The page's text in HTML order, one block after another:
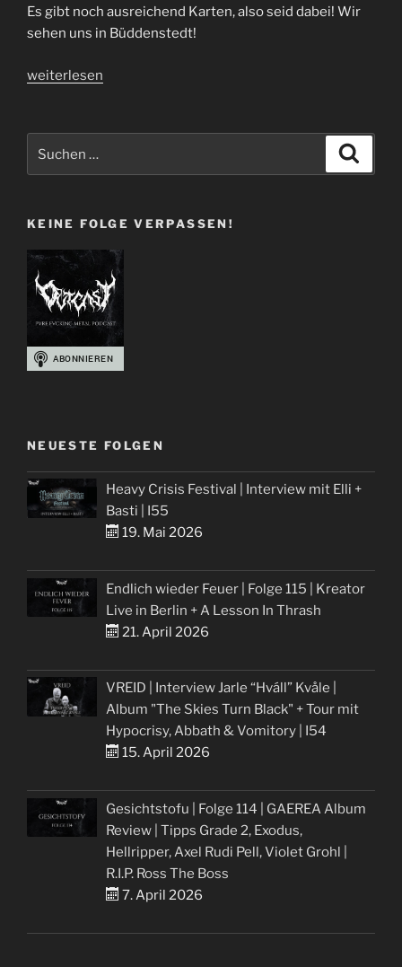
Es gibt noch ausreichend Karten, also seid dabei! Wir
sehen uns in Büddenstedt!
„Interview
Sebastian
weiterlesen
KEINE FOLGE VERPASSEN!
NEUESTE FOLGEN
Heavy Crisis Festival | Interview mit Elli +
Basti | I55
19. Mai 2026
Endlich wieder Feuer | Folge 115 | Kreator
Live in Berlin + A Lesson In Thrash
21. April 2026
VREID | Interview Jarle “Hváll” Kvåle |
Album "The Skies Turn Black" + Tour mit
Hypocrisy, Abbath & Vomitory | I54
15. April 2026
Gesichtstofu | Folge 114 | GAEREA Album
Review | Tipps Grade 2, Exodus,
Hellripper, Axel Rudi Pell, Violet Grohl |
R.I.P. Ross The Boss
7. April 2026